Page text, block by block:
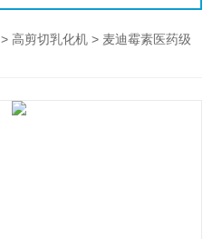
>高剪切乳化机 > 麦迪霉素医药级